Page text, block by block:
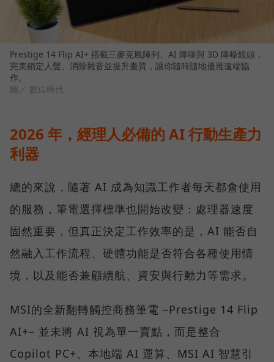
Prestige 14 Flip AI+ 搭載三麥克風陣列、AI 降噪與 3D 降噪鏡頭，
完美鎖定人聲、消除雜音並提升畫質，讓你隨時隨地優雅遠端協
作。
圖／ 數位時代
2026 年，經理人必備的 AI 行動生產力
利器
總的來說，隨著 AI 成為知識工作者每天都會使用
的服務，筆電選擇標準也開始改變：處理器速度
固然重要，但真正決定工作效率的是，AI 能否自
然融入工作流程、硬體功能是否符合各種使用情
境，以及能否兼顧續航、資安與行動力等需求。
MSI的全新翻轉觸控商務筆電 –Prestige 14 Flip
AI+– 並未將 AI 視為單一賣點，而是整合
Copilot PC+、本地端 AI 運算、MSI AI 智慧引